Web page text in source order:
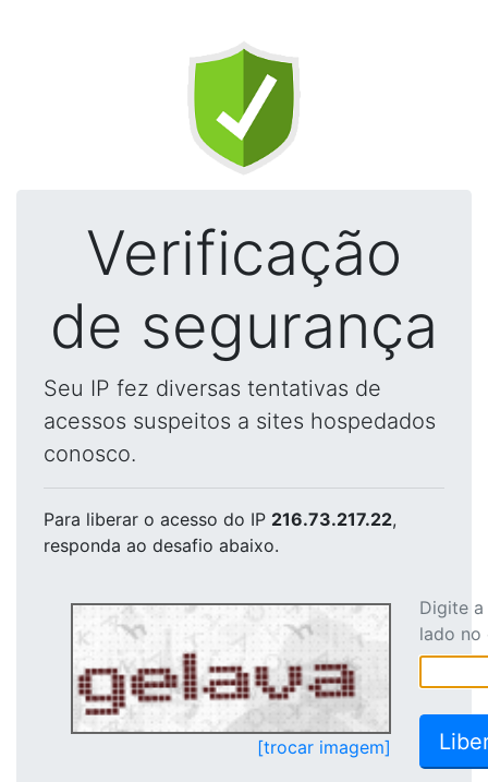
Verificação
de segurança
Seu IP fez diversas tentativas de
acessos suspeitos a sites hospedados
conosco.
Para liberar o acesso do IP 216.73.217.22,
responda ao desafio abaixo.
[trocar imagem]
Digite
lado no